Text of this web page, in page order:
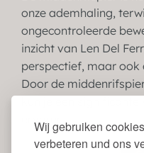
Wij gebruiken
verbeteren und ons
onze ademhaling,
ongecontroleerde
inzicht van Len Del
perspectief, maar ook
Door de
ervaren.